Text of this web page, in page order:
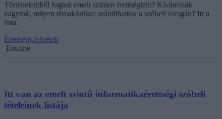
Történelemből fogtok emelt szinten érettségizni? Kíváncsiak
vagytok, milyen témakörökre számíthattok a szóbeli vizsgán? Itt a
lista.
Érettségi-felvételi
Eduline
Itt van az emelt szintű informatikaérettségi szóbeli
tételeinek listája